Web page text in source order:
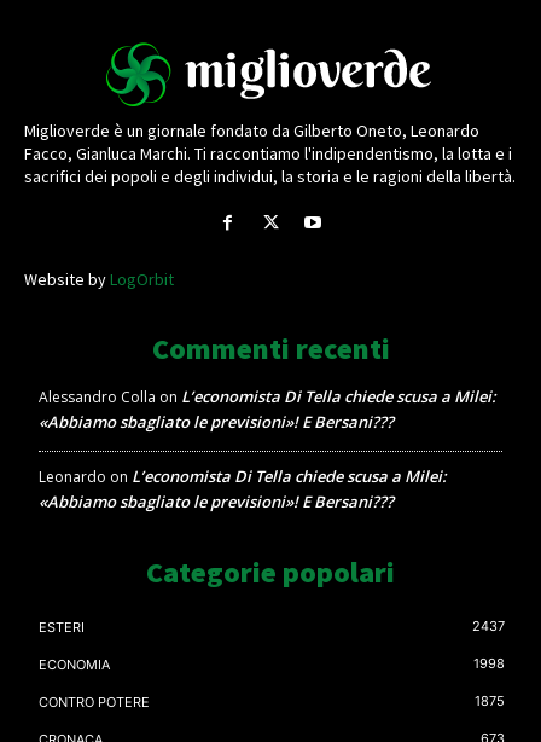
Miglioverde è un giornale fondato da Gilberto Oneto, Leonardo
Facco, Gianluca Marchi. Ti raccontiamo l'indipendentismo, la lotta e i
sacrifici dei popoli e degli individui, la storia e le ragioni della libertà.
Website byLogOrbit
Commenti recenti
Alessandro Colla on L’economista Di Tella chiede scusa a Milei:
«Abbiamo sbagliato le previsioni»! E Bersani???
Leonardo on L’economista Di Tella chiede scusa a Milei:
«Abbiamo sbagliato le previsioni»! E Bersani???
Categorie popolari
ESTERI 2437
ECONOMIA 1998
CONTRO POTERE 1875
673